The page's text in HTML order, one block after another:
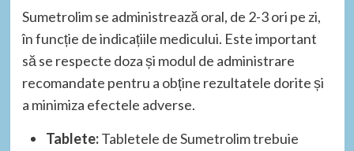
Sumetrolim se administrează oral, de 2-3 ori pe zi,
în funcție de indicațiile medicului. Este important
să se respecte doza și modul de administrare
recomandate pentru a obține rezultatele dorite și
a minimiza efectele adverse.
Tablete:Tabletele de Sumetrolim trebuie